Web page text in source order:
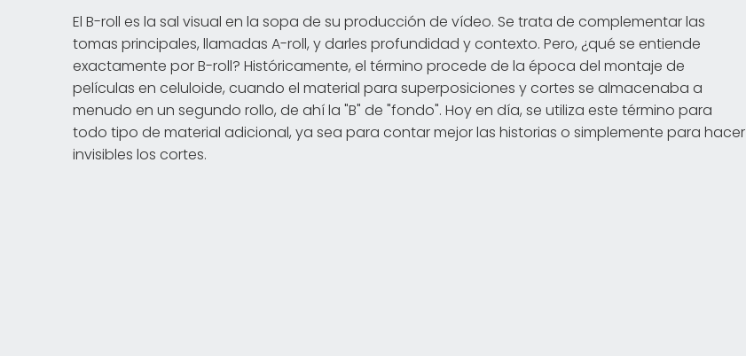
El B-roll es la sal visual en la sopa de su producción de vídeo. Se trata de complementar las
tomas principales, llamadas A-roll, y darles profundidad y contexto. Pero, ¿qué se entiende
exactamente por B-roll? Históricamente, el término procede de la época del montaje de
películas en celuloide, cuando el material para superposiciones y cortes se almacenaba a
menudo en un segundo rollo, de ahí la "B" de "fondo". Hoy en día, se utiliza este término para
todo tipo de material adicional, ya sea para contar mejor las historias o simplemente para hacer
invisibles los cortes.